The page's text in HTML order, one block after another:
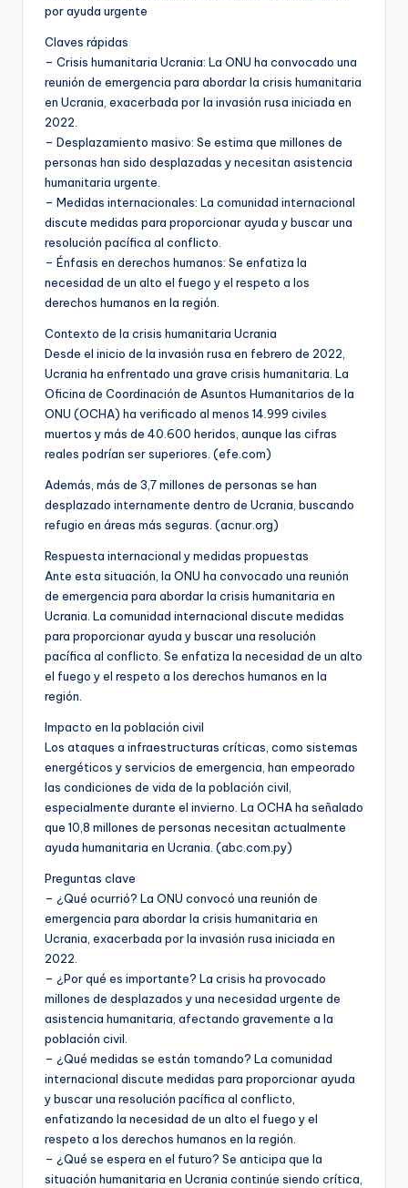
por ayuda urgente
Claves rápidas
– Crisis humanitaria Ucrania: La ONU ha convocado una
reunión de emergencia para abordar la crisis humanitaria
en Ucrania, exacerbada por la invasión rusa iniciada en
2022.
– Desplazamiento masivo: Se estima que millones de
personas han sido desplazadas y necesitan asistencia
humanitaria urgente.
– Medidas internacionales: La comunidad internacional
discute medidas para proporcionar ayuda y buscar una
resolución pacífica al conflicto.
– Énfasis en derechos humanos: Se enfatiza la
necesidad de un alto el fuego y el respeto a los
derechos humanos en la región.
Contexto de la crisis humanitaria Ucrania
Desde el inicio de la invasión rusa en febrero de 2022,
Ucrania ha enfrentado una grave crisis humanitaria. La
Oficina de Coordinación de Asuntos Humanitarios de la
ONU (OCHA) ha verificado al menos 14.999 civiles
muertos y más de 40.600 heridos, aunque las cifras
reales podrían ser superiores. (efe.com)
Además, más de 3,7 millones de personas se han
desplazado internamente dentro de Ucrania, buscando
refugio en áreas más seguras. (acnur.org)
Respuesta internacional y medidas propuestas
Ante esta situación, la ONU ha convocado una reunión
de emergencia para abordar la crisis humanitaria en
Ucrania. La comunidad internacional discute medidas
para proporcionar ayuda y buscar una resolución
pacífica al conflicto. Se enfatiza la necesidad de un alto
el fuego y el respeto a los derechos humanos en la
región.
Impacto en la población civil
Los ataques a infraestructuras críticas, como sistemas
energéticos y servicios de emergencia, han empeorado
las condiciones de vida de la población civil,
especialmente durante el invierno. La OCHA ha señalado
que 10,8 millones de personas necesitan actualmente
ayuda humanitaria en Ucrania. (abc.com.py)
Preguntas clave
– ¿Qué ocurrió? La ONU convocó una reunión de
emergencia para abordar la crisis humanitaria en
Ucrania, exacerbada por la invasión rusa iniciada en
2022.
– ¿Por qué es importante? La crisis ha provocado
millones de desplazados y una necesidad urgente de
asistencia humanitaria, afectando gravemente a la
población civil.
– ¿Qué medidas se están tomando? La comunidad
internacional discute medidas para proporcionar ayuda
y buscar una resolución pacífica al conflicto,
enfatizando la necesidad de un alto el fuego y el
respeto a los derechos humanos en la región.
– ¿Qué se espera en el futuro? Se anticipa que la
situación humanitaria en Ucrania continúe siendo crítica,